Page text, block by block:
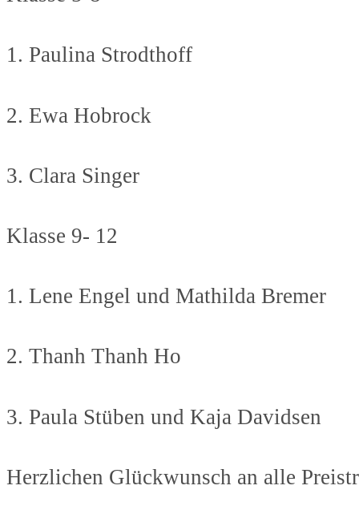
1. Paulina Strodthoff
2. Ewa Hobrock
3. Clara Singer
Klasse 9- 12
1. Lene Engel und Mathilda Bremer
2. Thanh Thanh Ho
3. Paula Stüben und Kaja Davidsen
Herzlichen Glückwunsch an alle